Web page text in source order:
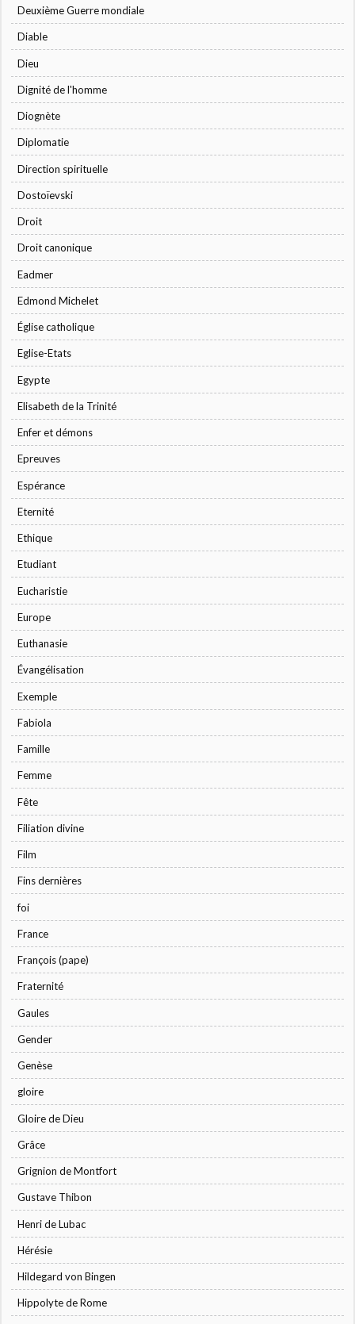
Deuxième Guerre mondiale
Diable
Dieu
Dignité de l'homme
Diognète
Diplomatie
Direction spirituelle
Dostoïevski
Droit
Droit canonique
Eadmer
Edmond Michelet
Église catholique
Eglise-Etats
Egypte
Elisabeth de la Trinité
Enfer et démons
Epreuves
Espérance
Eternité
Ethique
Etudiant
Eucharistie
Europe
Euthanasie
Évangélisation
Exemple
Fabiola
Famille
Femme
Fête
Filiation divine
Film
Fins dernières
foi
France
François (pape)
Fraternité
Gaules
Gender
Genèse
gloire
Gloire de Dieu
Grâce
Grignion de Montfort
Gustave Thibon
Henri de Lubac
Hérésie
Hildegard von Bingen
Hippolyte de Rome